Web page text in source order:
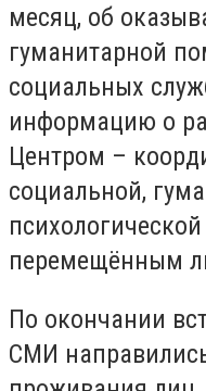
месяц, об
гуманитарной
социальных
информацию о
Центром –
социальной,
перемещённым
По окончании
СМИ